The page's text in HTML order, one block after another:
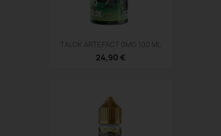
TALOK ARTEFACT 0MG 100 ML
24,90 €